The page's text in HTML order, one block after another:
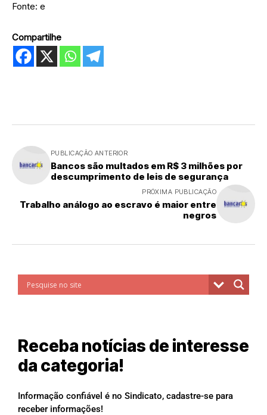
Fonte: e
Compartilhe
PUBLICAÇÃO ANTERIOR
Bancos são multados em R$ 3 milhões por
descumprimento de leis de segurança
PRÓXIMA PUBLICAÇÃO
Trabalho análogo ao escravo é maior entre
negros
Receba notícias de interesse
da categoria!
Informação confiável é no Sindicato, cadastre-se para
receber informações!